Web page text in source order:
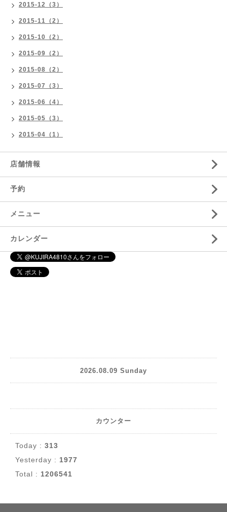
2015-12（3）
2015-11（2）
2015-10（2）
2015-09（2）
2015-08（2）
2015-07（3）
2015-06（4）
2015-05（3）
2015-04（1）
店舗情報
予約
メニュー
カレンダー
2026.08.09 Sunday
カウンター
Today : 313
Yesterday : 1977
Total : 1206541